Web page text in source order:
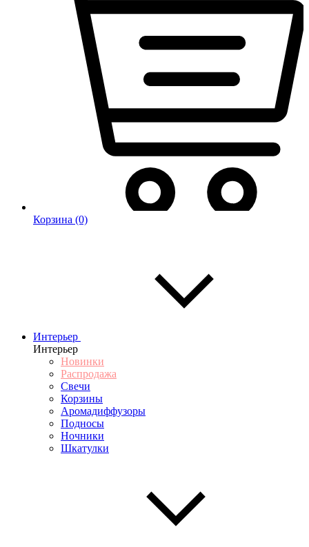
Корзина (0)
Интерьер
Интерьер
Новинки
Распродажа
Свечи
Корзины
Аромадиффузоры
Подносы
Ночники
Шкатулки